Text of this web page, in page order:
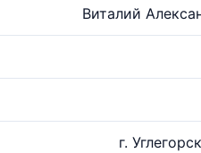
Виталий
г.